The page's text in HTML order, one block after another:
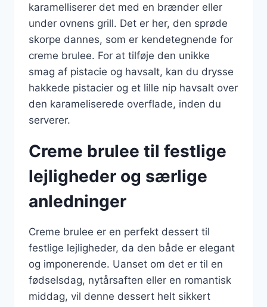
karamelliserer det med en brænder eller
under ovnens grill. Det er her, den sprøde
skorpe dannes, som er kendetegnende for
creme brulee. For at tilføje den unikke
smag af pistacie og havsalt, kan du drysse
hakkede pistacier og et lille nip havsalt over
den karameliserede overflade, inden du
serverer.
Creme brulee til festlige
lejligheder og særlige
anledninger
Creme brulee er en perfekt dessert til
festlige lejligheder, da den både er elegant
og imponerende. Uanset om det er til en
fødselsdag, nytårsaften eller en romantisk
middag, vil denne dessert helt sikkert